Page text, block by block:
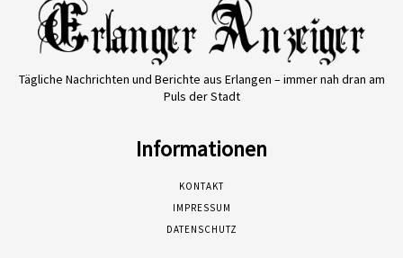
Tägliche Nachrichten und Berichte aus Erlangen – immer nah dran am
Puls der Stadt
Informationen
KONTAKT
IMPRESSUM
DATENSCHUTZ